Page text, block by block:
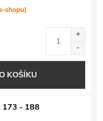
shopu)
KOŠÍKU
173 - 188